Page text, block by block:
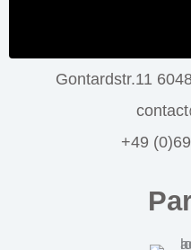
Gontardstr.11
+49